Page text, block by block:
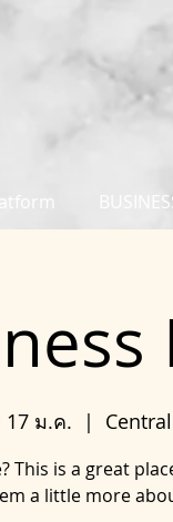
17 ม.ค.
  |
This is a great
a little more